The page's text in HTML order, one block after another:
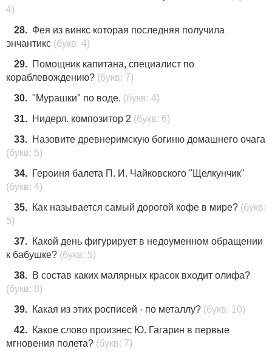
4)
28. Фея из винкс которая последняя получила
энчантикс (букв: 4)
29. Помощник капитана, специалист по
кораблевождению? (букв: 7)
30. "Мурашки" по воде. (букв: 4)
31. Нидерл. композитор 2 (букв: 6)
33. Назовите древнеримскую богиню домашнего очага
(букв: 5)
34. Героиня балета П. И. Чайковского "Щелкунчик"
(букв: 4)
35. Как называется самый дорогой кофе в мире? (букв:
5)
37. Какой день фигурирует в недоуменном обращении
к бабушке? (букв: 5)
38. В состав каких малярных красок входит олифа?
(букв: 8)
39. Какая из этих росписей - по металлу? (букв: 10)
42. Какое слово произнес Ю. Гагарин в первые
мгновения полета? (букв: 7)